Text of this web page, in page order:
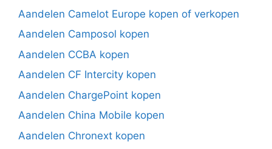
Aandelen Camelot Europe kopen of verkopen
Aandelen Camposol kopen
Aandelen CCBA kopen
Aandelen CF Intercity kopen
Aandelen ChargePoint kopen
Aandelen China Mobile kopen
Aandelen Chronext kopen